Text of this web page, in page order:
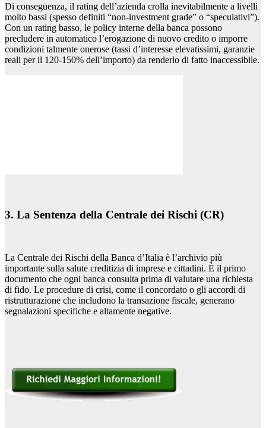
Di conseguenza, il rating dell’azienda crolla inevitabilmente a livelli
molto bassi (spesso definiti “non-investment grade” o “speculativi”).
Con un rating basso, le policy interne della banca possono
precludere in automatico l’erogazione di nuovo credito o imporre
condizioni talmente onerose (tassi d’interesse elevatissimi, garanzie
reali per il 120-150% dell’importo) da renderlo di fatto inaccessibile.
3. La Sentenza della Centrale dei Rischi (CR)
La Centrale dei Rischi della Banca d’Italia è l’archivio più
importante sulla salute creditizia di imprese e cittadini. È il primo
documento che ogni banca consulta prima di valutare una richiesta
di fido. Le procedure di crisi, come il concordato o gli accordi di
ristrutturazione che includono la transazione fiscale, generano
segnalazioni specifiche e altamente negative.